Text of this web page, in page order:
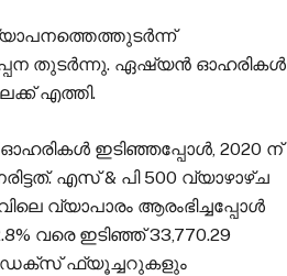
തുടർന്നു. ഏഷ്യൻ ഓഹരികൾ
എത്തി.
ഓഹരികൾ ഇടിഞ്ഞപ്പോൾ, 2020 ന്
എസ് & പി 500 വ്യാഴാഴ്ച
വ്യാപാരം ആരംഭിച്ചപ്പോൾ
വരെ ഇടിഞ്ഞ് 33,770.29
ഫ്യൂച്ചറുകളും